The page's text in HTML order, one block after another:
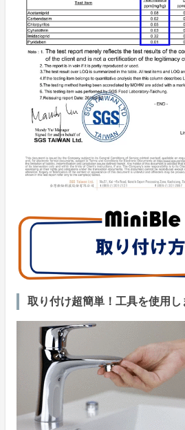
取り付け超簡単！工具を使用し